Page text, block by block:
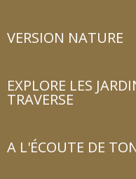
VERSION NATURE
EXPLORE LES
TRAVERSE
A L'ÉCOUTE DE